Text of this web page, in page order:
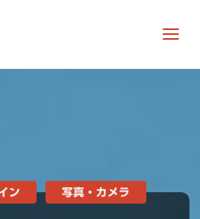
ン 写真・カメラ